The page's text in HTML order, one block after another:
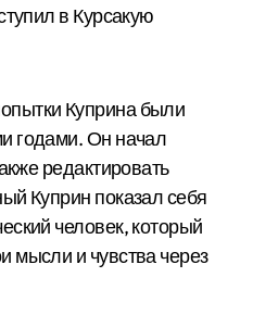
в Курсакую
Куприна были
годами. Он начал
редактировать
Куприн показал себя
человек, который
мысли и чувства через